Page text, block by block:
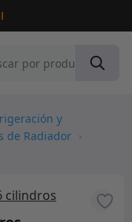
y
de Radiador ›